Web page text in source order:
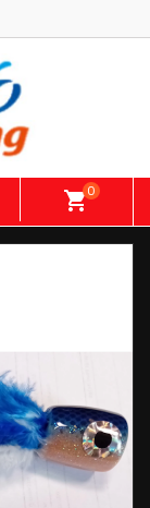
shopping_cart0